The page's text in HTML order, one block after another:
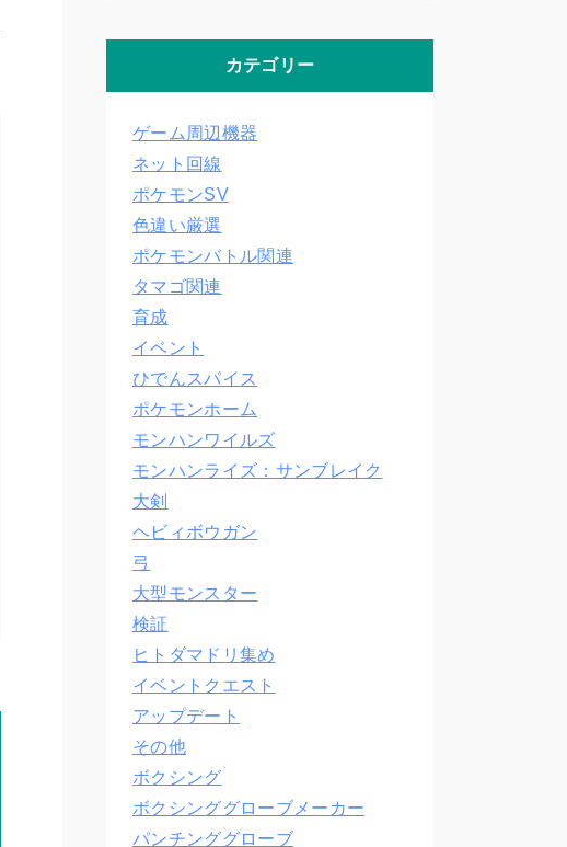
カテゴリー
ゲーム周辺機器
ネット回線
ポケモンSV
色違い厳選
ポケモンバトル関連
タマゴ関連
育成
イベント
ひでんスパイス
ポケモンホーム
モンハンワイルズ
モンハンライズ：サンブレイク
大剣
ヘビィボウガン
弓
大型モンスター
検証
ヒトダマドリ集め
イベントクエスト
アップデート
その他
ボクシング
ボクシンググローブメーカー
パンチンググローブ